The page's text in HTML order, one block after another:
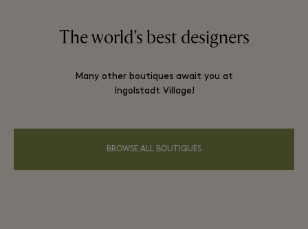
The world’s best designers
Many other boutiques await you at
Ingolstadt Village!
BROWSE ALL BOUTIQUES